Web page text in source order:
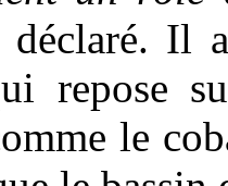
Il
repose
le